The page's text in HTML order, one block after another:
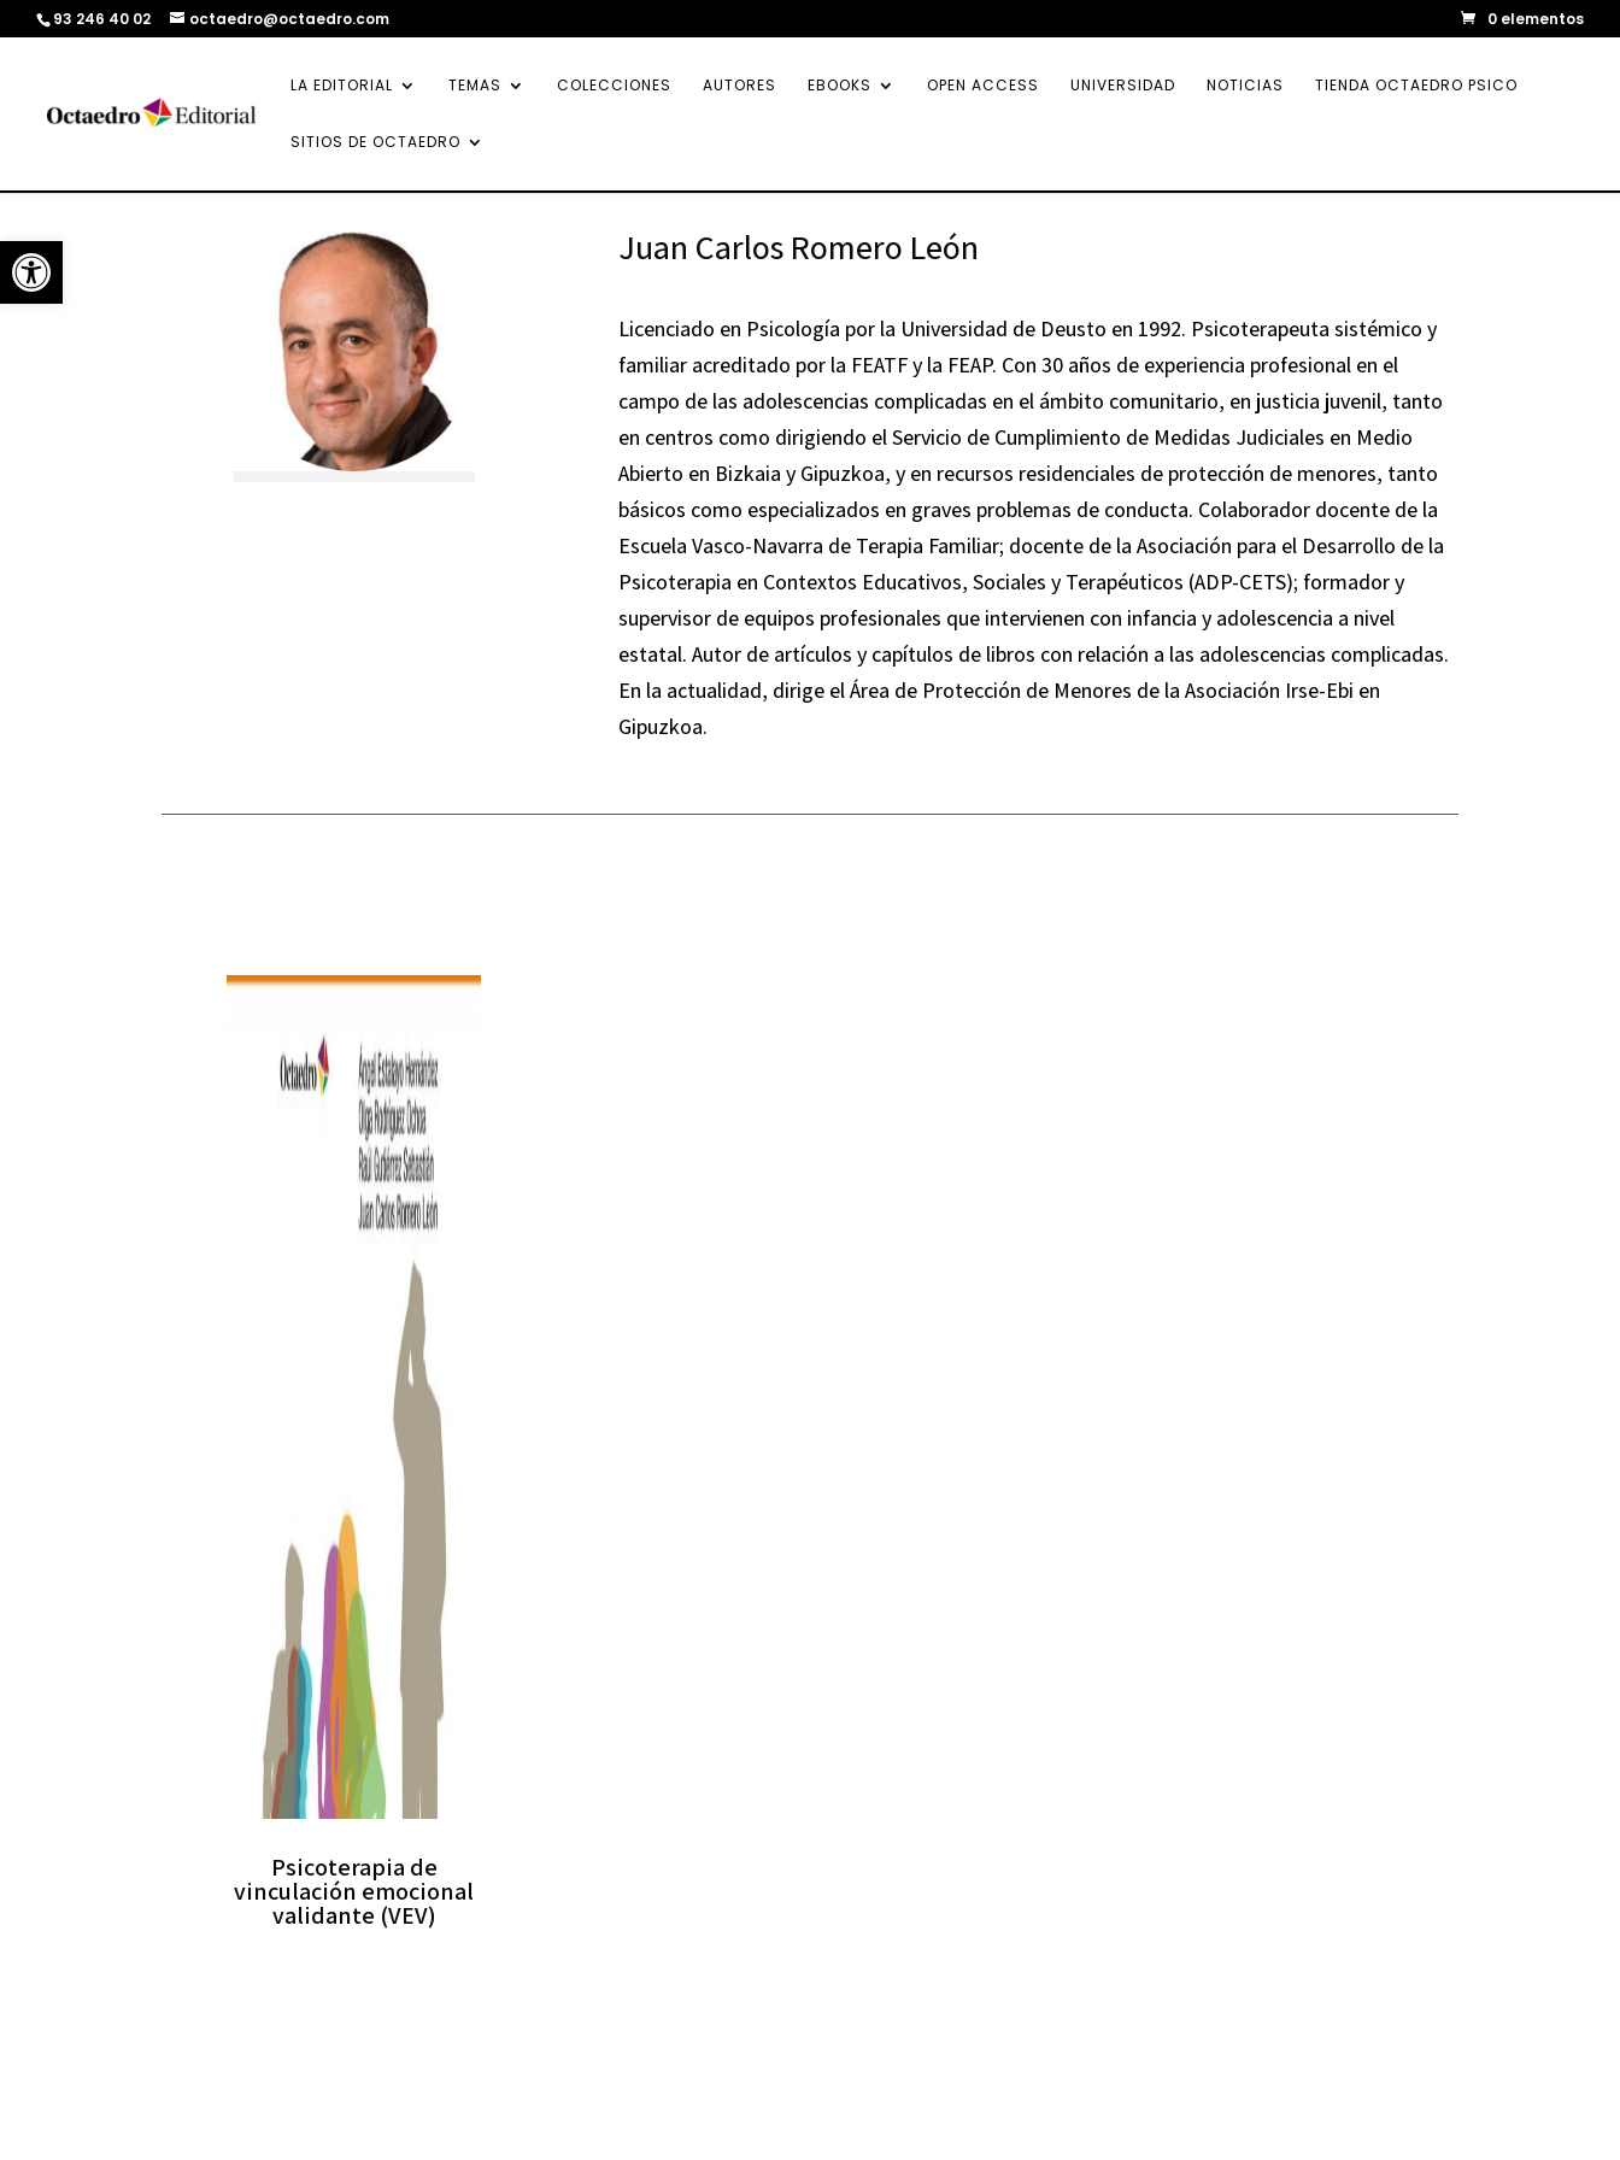
Abrir barra de herramientas
93 246 40 02 octaedro@octaedro.com 0 elementos
LA EDITORIAL TEMAS COLECCIONES AUTORES EBOOKS OPEN ACCESS UNIVERSIDAD NOTICIAS TIENDA OCTAEDRO PSICO
SITIOS DE OCTAEDRO
Juan Carlos Romero León
Licenciado en Psicología por la Universidad de Deusto en 1992. Psicoterapeuta sistémico y
familiar acreditado por la FEATF y la FEAP. Con 30 años de experiencia profesional en el
campo de las adolescencias complicadas en el ámbito comunitario, en justicia juvenil, tanto
en centros como dirigiendo el Servicio de Cumplimiento de Medidas Judiciales en Medio
Abierto en Bizkaia y Gipuzkoa, y en recursos residenciales de protección de menores, tanto
básicos como especializados en graves problemas de conducta. Colaborador docente de la
Escuela Vasco-Navarra de Terapia Familiar; docente de la Asociación para el Desarrollo de la
Psicoterapia en Contextos Educativos, Sociales y Terapéuticos (ADP-CETS); formador y
supervisor de equipos profesionales que intervienen con infancia y adolescencia a nivel
estatal. Autor de artículos y capítulos de libros con relación a las adolescencias complicadas.
En la actualidad, dirige el Área de Protección de Menores de la Asociación Irse-Ebi en
Gipuzkoa.
Psicoterapia de
vinculación emocional
validante (VEV)